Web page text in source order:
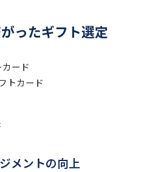
ったギフト選定
ード
トカード
メントの向上